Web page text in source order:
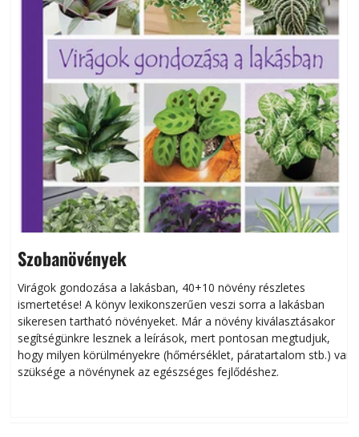
Szobanövények
Virágok gondozása a lakásban, 40+10 növény részletes
ismertetése! A könyv lexikonszerűen veszi sorra a lakásban
sikeresen tart­ha­tó növényeket. Már a növény kiválasztásakor
segítségünkre lesznek a leírások, mert pontosan megtudjuk,
hogy milyen körülményekre (hőmérséklet, páratartalom stb.) van
szüksége a növénynek az egészséges fejlődéshez.